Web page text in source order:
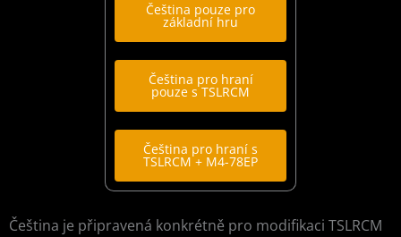
Čeština pouze pro
základní hru
Čeština pro hraní
pouze s TSLRCM
Čeština pro hraní s
TSLRCM + M4-78EP
Čeština je připravená konkrétně pro modifikaci TSLRCM